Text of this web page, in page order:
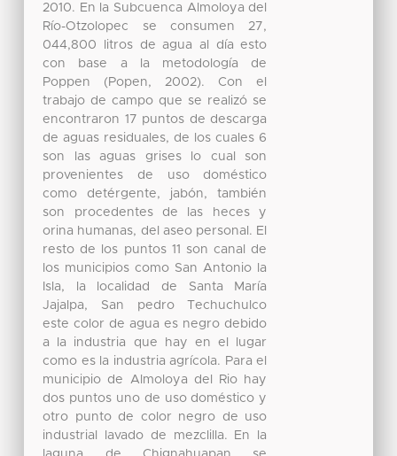
2010. En la Subcuenca Almoloya del
Río-Otzolopec se consumen 27,
044,800 litros de agua al día esto
con base a la metodología de
Poppen (Popen, 2002). Con el
trabajo de campo que se realizó se
encontraron 17 puntos de descarga
de aguas residuales, de los cuales 6
son las aguas grises lo cual son
provenientes de uso doméstico
como detérgente, jabón, también
son procedentes de las heces y
orina humanas, del aseo personal. El
resto de los puntos 11 son canal de
los municipios como San Antonio la
Isla, la localidad de Santa María
Jajalpa, San pedro Techuchulco
este color de agua es negro debido
a la industria que hay en el lugar
como es la industria agrícola. Para el
municipio de Almoloya del Rio hay
dos puntos uno de uso doméstico y
otro punto de color negro de uso
industrial lavado de mezclilla. En la